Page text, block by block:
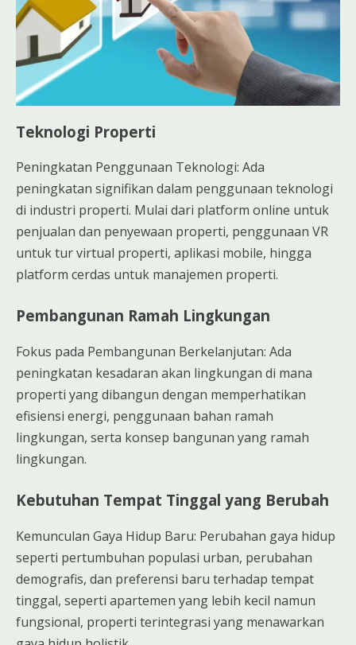
Teknologi Properti
Peningkatan Penggunaan Teknologi: Ada
peningkatan signifikan dalam penggunaan teknologi
di industri properti. Mulai dari platform online untuk
penjualan dan penyewaan properti, penggunaan VR
untuk tur virtual properti, aplikasi mobile, hingga
platform cerdas untuk manajemen properti.
Pembangunan Ramah Lingkungan
Fokus pada Pembangunan Berkelanjutan: Ada
peningkatan kesadaran akan lingkungan di mana
properti yang dibangun dengan memperhatikan
efisiensi energi, penggunaan bahan ramah
lingkungan, serta konsep bangunan yang ramah
lingkungan.
Kebutuhan Tempat Tinggal yang Berubah
Kemunculan Gaya Hidup Baru: Perubahan gaya hidup
seperti pertumbuhan populasi urban, perubahan
demografis, dan preferensi baru terhadap tempat
tinggal, seperti apartemen yang lebih kecil namun
fungsional, properti terintegrasi yang menawarkan